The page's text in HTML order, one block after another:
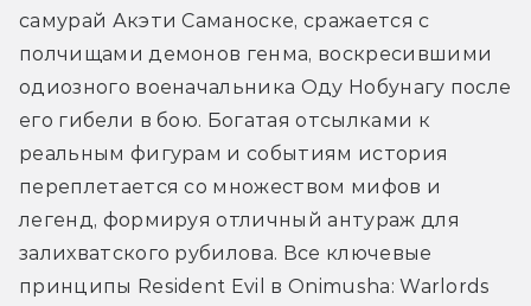
самурай Акэти Саманоске, сражается с
полчищами демонов генма, воскресившими
одиозного военачальника Оду Нобунагу после
его гибели в бою. Богатая отсылками к
реальным фигурам и событиям история
переплетается со множеством мифов и
легенд, формируя отличный антураж для
залихватского рубилова. Все ключевые
принципы Resident Evil в Onimusha: Warlords